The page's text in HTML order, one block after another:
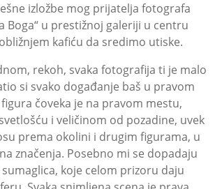
izložbe mog prijatelja fotografa
Boga“ u prestižnoj galeriji u centru
kafiću da sredimo utiske.
rekoh, svaka fotografija ti je malo
si svako događanje baš u pravom
čoveka je na pravom mestu,
i veličinom od pozadine, uvek
prema okolini i drugim figurama, u
značenja. Posebno mi se dopadaju
koje celom prizoru daju